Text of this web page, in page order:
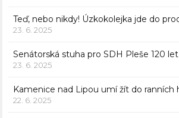
Teď, nebo nikdy! Úzkokolejka jde do
23. 6. 2025
Senátorská stuha pro SDH Pleše 120 let
23. 6. 2025
Kamenice nad Lipou umí žít do ranních
22. 6. 2025